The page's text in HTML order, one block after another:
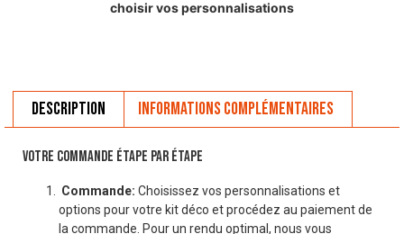
choisir vos personnalisations
Description Informations complémentaires
VOTRE COMMANDE ÉTAPE PAR ÉTAPE
Commande: Choisissez vos personnalisations et
options pour votre kit déco et procédez au paiement de
la commande. Pour un rendu optimal, nous vous